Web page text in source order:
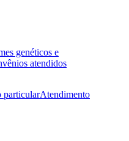
genéticos e
atendidos
particularAtendimento